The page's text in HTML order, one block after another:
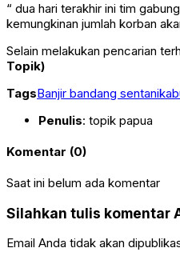
“ dua hari terakhir ini tim
kemungkinan jumlah korban
Selain melakukan pencarian
Topik)
TagsBanjir bandang sentani
Penulis: topik papua
Komentar (0)
Saat ini belum ada komentar
Silahkan tulis komentar
Email Anda tidak akan